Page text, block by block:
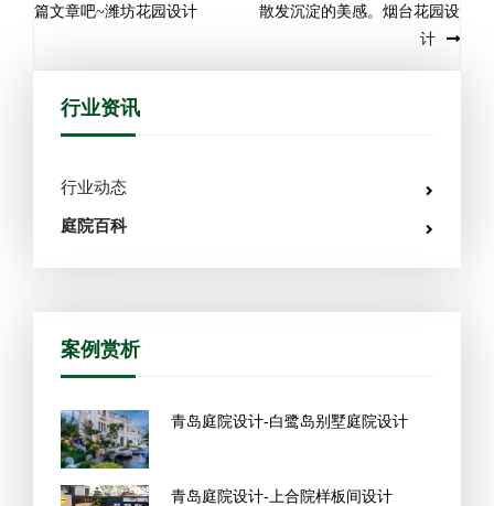
篇文章吧~潍坊花园设计
散发沉淀的美感。烟台花园设
计
行业资讯
行业动态
庭院百科
案例赏析
青岛庭院设计-白鹭岛别墅庭院设计
青岛庭院设计-上合院样板间设计